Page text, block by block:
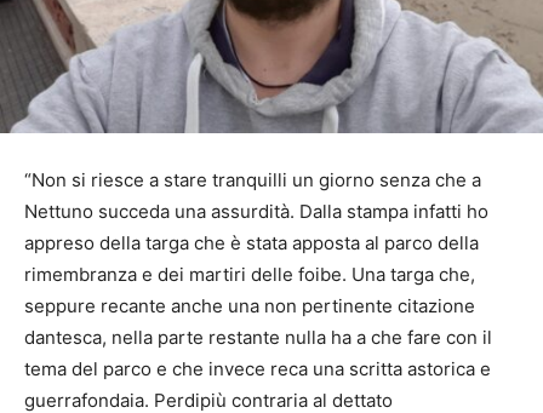
“Non si riesce a stare tranquilli un giorno senza che a
Nettuno succeda una assurdità. Dalla stampa infatti ho
appreso della targa che è stata apposta al parco della
rimembranza e dei martiri delle foibe. Una targa che,
seppure recante anche una non pertinente citazione
dantesca, nella parte restante nulla ha a che fare con il
tema del parco e che invece reca una scritta astorica e
guerrafondaia. Perdipiù contraria al dettato